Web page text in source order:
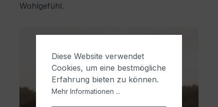
Wohlgefühl.
Diese Website verwendet
Cookies, um eine bestmögliche
Erfahrung bieten zu können.
Mehr Informationen ...